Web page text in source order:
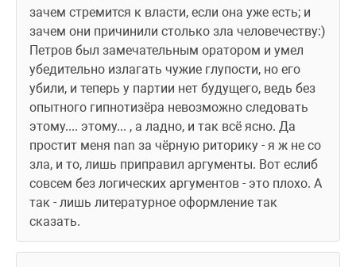
зачем стремится к власти, если она уже есть; и
зачем они причинили столько зла человечеству:)
Петров был замечательным оратором и умел
убедительно излагать чужие глупости, но его
убили, и теперь у партии нет будущего, ведь без
опытного гипнотизёра невозможно следовать
этому.... этому... , а ладно, и так всё ясно. Да
простит меня nan за чёрную риторику - я ж не со
зла, и то, лишь приправил аргументы. Вот еслиб
совсем без логических аргументов - это плохо. А
так - лишь литературное оформление так
сказать.